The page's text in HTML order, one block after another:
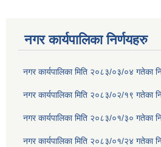
नगर कार्यपालिका निर्णयहरु
नगर कार्यपालिका मिति २०८३/०३/०४ गतेका
नगर कार्यपालिका मिति २०८३/०२/१९ गतेका
नगर कार्यपालिका मिति २०८३/०१/३० गतेका
नगर कार्यपालिका मिति २०८३/०१/२४ गतेका